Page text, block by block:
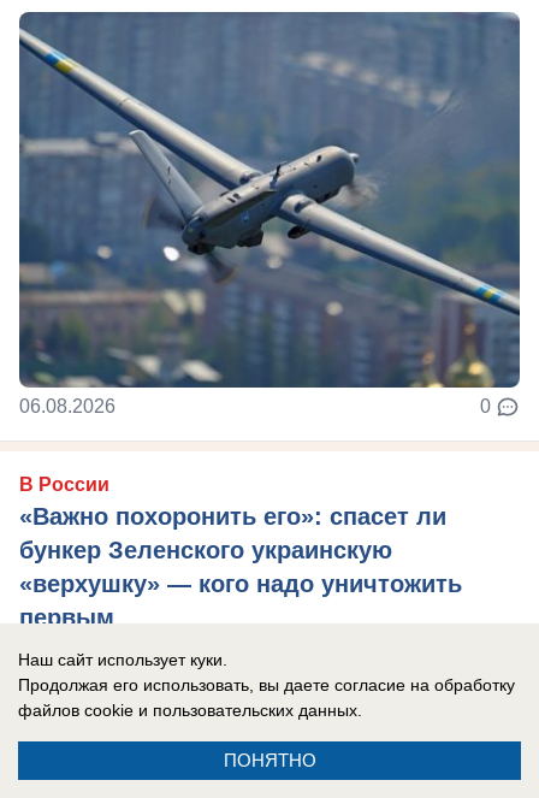
06.08.2026 0
В России
«Важно похоронить его»: спасет ли
бункер Зеленского украинскую
«верхушку» — кого надо уничтожить
первым
Украина осталась без ПВО и многие объекты
теперь не защищены.
Наш сайт использует куки.
Продолжая его использовать, вы даете согласие на обработку
файлов cookie и пользовательских данных.
ПОНЯТНО